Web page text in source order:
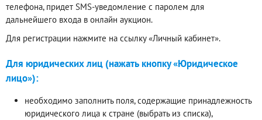
телефона, придет SMS-уведомление с паролем для
дальнейшего входа в онлайн аукцион.
Для регистрации нажмите на ссылку «Личный кабинет».
Для юридических лиц (нажать кнопку «Юридическое
лицо»):
необходимо заполнить поля, содержащие принадлежность
юридического лица к стране (выбрать из списка),